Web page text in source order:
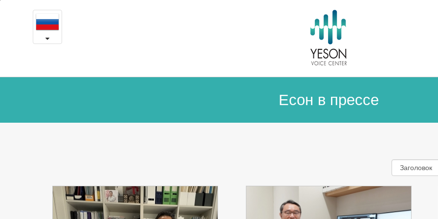
Есон
прессе
Есон в прессе